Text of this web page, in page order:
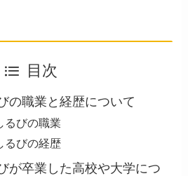
目次
の職業と経歴について
るびの職業
るびの経歴
が卒業した高校や大学につ